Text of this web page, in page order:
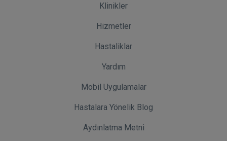
Klinikler
Hizmetler
Hastaliklar
Yardım
Mobil Uygulamalar
Hastalara Yönelik Blog
Aydınlatma Metni